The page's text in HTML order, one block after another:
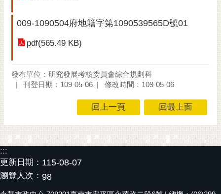
泉
桐
網
站
覽
訂
009-1090504府地籍字第1090539565D號01
pdf(565.49 KB)
發布單位：研究發展考核委員會綜合規劃科
刊登日期：109-05-06
修改時間：109-05-06
回上一頁 回最上面
:::
更新日期： 115-08-07
瀏覽人次： 98